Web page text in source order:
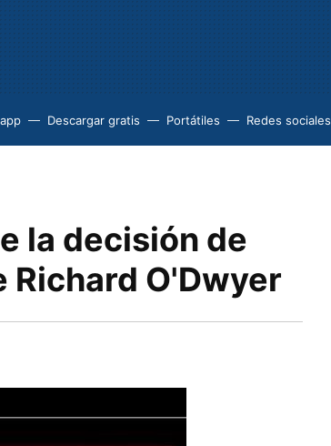
Descargar gratis Portátiles Redes sociales
la decisión de
O'Dwyer